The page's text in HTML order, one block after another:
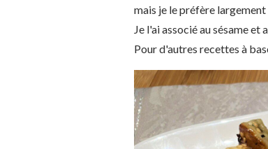
mais je le préfère
Je l'ai associé au sésame et
Pour d'autres recettes à